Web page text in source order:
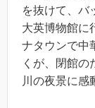
を抜けて、バ
大英博物館に
ナタウンで中
くが、閉館の
川の夜景に感